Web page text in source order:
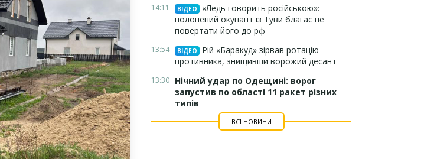
14:11 ВІДЕО
«Ледь говорить російською»:
полонений окупант із Туви благає не
повертати його до рф
13:54 ВІДЕО
Рій «Баракуд» зірвав ротацію
противника, знищивши ворожий десант
13:30 Нічний удар по Одещині: ворог
запустив по області 11 ракет різних
типів
ВСІ НОВИНИ